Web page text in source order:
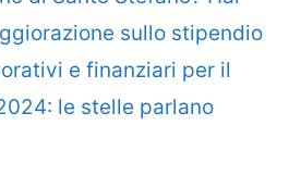
sullo stipendio
e finanziari per il
le stelle parlano